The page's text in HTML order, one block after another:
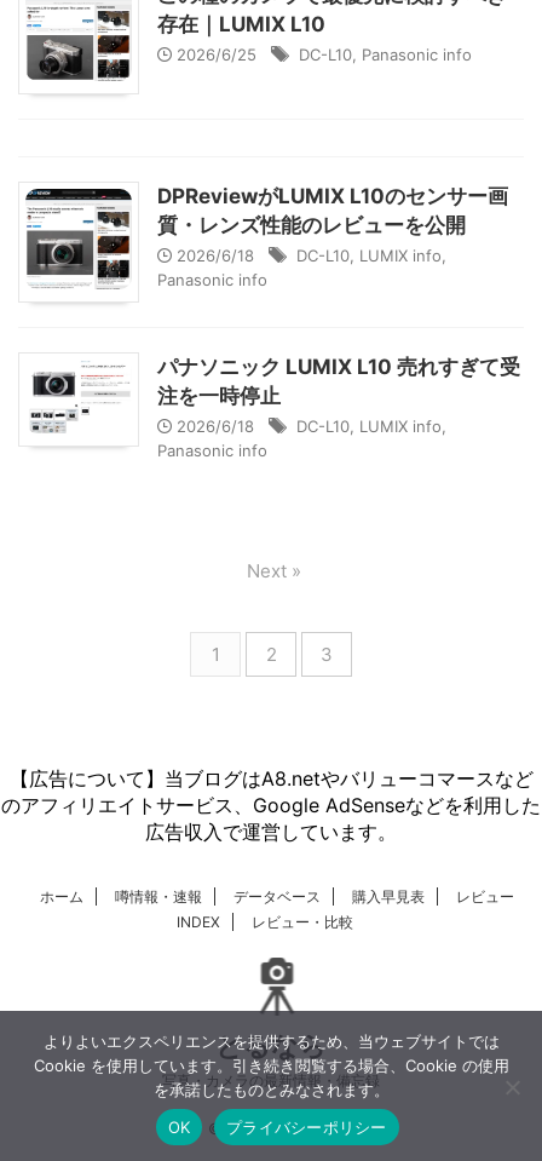
存在｜LUMIX L10
2026/6/25 DC-L10 Panasonic info
DPReviewがLUMIX L10のセンサー画
質・レンズ性能のレビューを公開
2026/6/18 DC-L10 LUMIX info
Panasonic info
パナソニック LUMIX L10 売れすぎて受
注を一時停止
2026/6/18 DC-L10 LUMIX info
Panasonic info
1 2 3
Next »
【広告について】当ブログはA8.netやバリューコマースなど
のアフィリエイトサービス、Google AdSenseなどを利用した
広告収入で運営しています。
ホーム 噂情報・速報 データベース 購入早見表
レビュー
INDEX
レビュー・比較
とるなら
写真・カメラの最新情報・備忘録
© 2026 とるなら
よりよいエクスペリエンスを提供するため、当ウェブサイトでは
Cookie を使用しています。引き続き閲覧する場合、Cookie の使用
を承諾したものとみなされます。
OK
プライバシーポリシー